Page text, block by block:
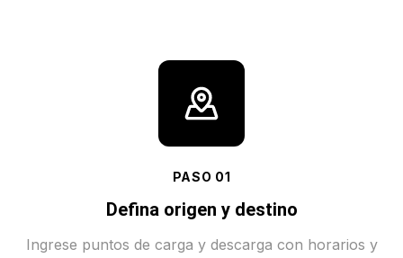
PASO 01
Defina origen y destino
Ingrese puntos de carga y descarga con horarios y